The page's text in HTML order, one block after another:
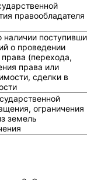
правообладателя
наличии
о проведении
права (перехода,
права или
сделки в
ограничения
земель